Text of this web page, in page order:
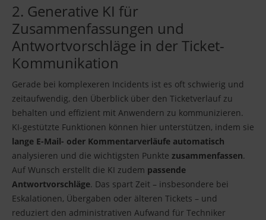
2. Generative KI für
Zusammenfassungen und
Antwortvorschläge in der Ticket-
Kommunikation
Gerade bei komplexeren Incidents ist es oft schwierig und
zeitaufwendig, den Überblick über den Ticketverlauf zu
behalten und effizient mit Anwendern zu kommunizieren.
KI-gestützte Funktionen können hier unterstützen, indem sie
lange E-Mail- oder Kommentarverläufe automatisch
analysieren und die wichtigsten Punkte zusammenfassen.
Auf Wunsch erstellt die KI zudem passende
Antwortvorschläge. Das spart Zeit – insbesondere bei
Eskalationen, Übergaben oder älteren Tickets – und
reduziert den administrativen Aufwand für Techniker